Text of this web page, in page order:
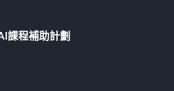
課程補助計劃